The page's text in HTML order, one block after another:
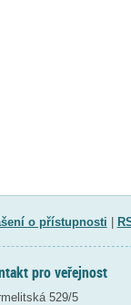
o přístupnosti
pro veřejnost
529/5